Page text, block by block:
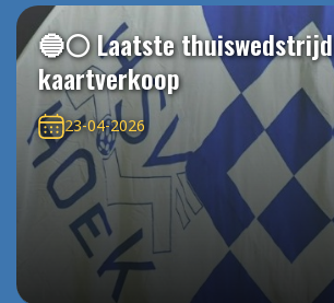
🔵⚪️ Laatste thuiswedstrijd
kaartverkoop
23-04-2026